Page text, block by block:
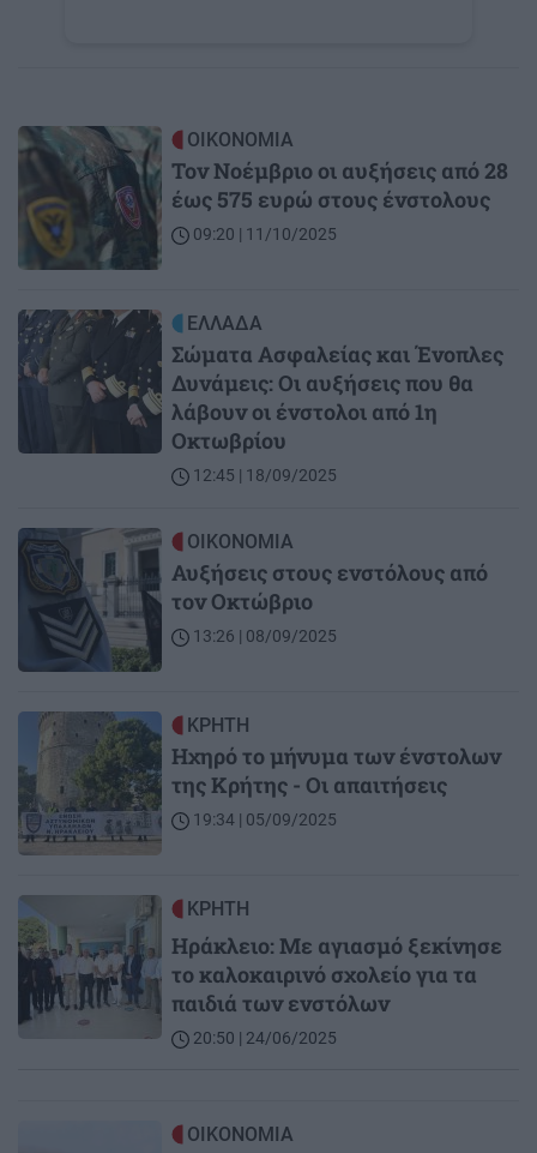
Image ΟΙΚΟΝΟΜΙΑ
Τον Νοέμβριο οι αυξήσεις από 28
έως 575 ευρώ στους ένστολους
09:20 | 11/10/2025
Image ΕΛΛΑΔΑ
Σώματα Ασφαλείας και Ένοπλες
Δυνάμεις: Οι αυξήσεις που θα
λάβουν οι ένστολοι από 1η
Οκτωβρίου
12:45 | 18/09/2025
Image ΟΙΚΟΝΟΜΙΑ
Αυξήσεις στους ενστόλους από
τον Οκτώβριο
13:26 | 08/09/2025
Image ΚΡΗΤΗ
Ηχηρό το μήνυμα των ένστολων
της Κρήτης - Οι απαιτήσεις
19:34 | 05/09/2025
Image ΚΡΗΤΗ
Ηράκλειο: Με αγιασμό ξεκίνησε
το καλοκαιρινό σχολείο για τα
παιδιά των ενστόλων
20:50 | 24/06/2025
ΟΙΚΟΝΟΜΙΑ